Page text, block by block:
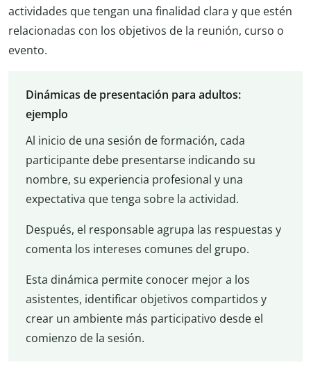
actividades que tengan una finalidad clara y que estén
relacionadas con los objetivos de la reunión, curso o
evento.
Dinámicas de presentación para adultos:
ejemplo
Al inicio de una sesión de formación, cada
participante debe presentarse indicando su
nombre, su experiencia profesional y una
expectativa que tenga sobre la actividad.
Después, el responsable agrupa las respuestas y
comenta los intereses comunes del grupo.
Esta dinámica permite conocer mejor a los
asistentes, identificar objetivos compartidos y
crear un ambiente más participativo desde el
comienzo de la sesión.